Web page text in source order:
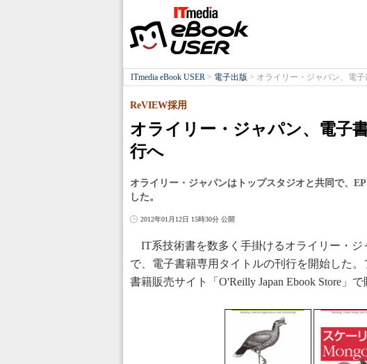
ITmedia eBook USER > 電子出版 > オライリー・ジャパン、電
オライリー・ジャパン、電子
行へ
ReVIEW採用
オライリー・ジャパンはトップスタジオと共同で、
した。
2012年01月12日 15時30分 公開
IT系技術書を数多く手掛けるオライリー・ジ
で、電子書籍専用タイトルの刊行を開始した
書籍販売サイト「O'Reilly Japan Ebook Store」で